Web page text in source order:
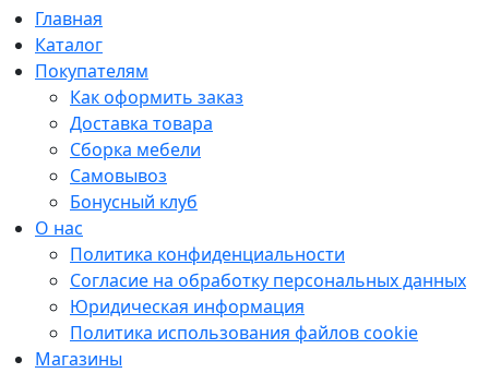
Главная
Каталог
Покупателям
Как оформить заказ
Доставка товара
Сборка мебели
Самовывоз
Бонусный клуб
О нас
Политика конфиденциальности
Согласие на обработку персональных данных
Юридическая информация
Политика использования файлов cookie
Магазины